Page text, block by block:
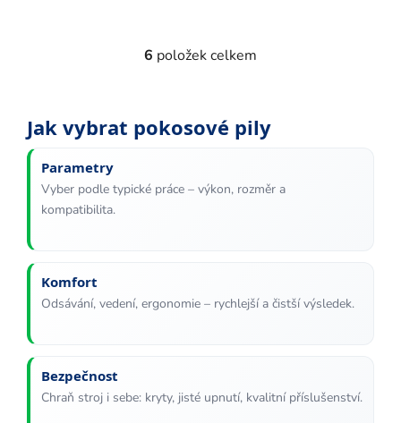
O
á
d
c
y
s
6 položek celkem
Jak vybrat pokosové pily
Parametry
Vyber podle typické práce – výkon, rozměr a
kompatibilita.
Komfort
Odsávání, vedení, ergonomie – rychlejší a čistší výsledek.
Bezpečnost
Chraň stroj i sebe: kryty, jisté upnutí, kvalitní příslušenství.